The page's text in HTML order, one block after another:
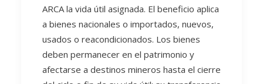
ARCA la vida útil asignada. El beneficio aplica
a bienes nacionales o importados, nuevos,
usados o reacondicionados. Los bienes
deben permanecer en el patrimonio y
afectarse a destinos mineros hasta el cierre